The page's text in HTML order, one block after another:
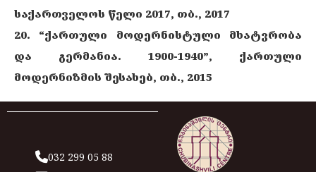
საქართველოს წელი 2017, თბ., 2017
20. “ქართული მოდერნისტული მხატვრობა
და გერმანია. 1900-1940”, ქართული
მოდერნიზმის შესახებ, თბ., 2015
032 299 05 88